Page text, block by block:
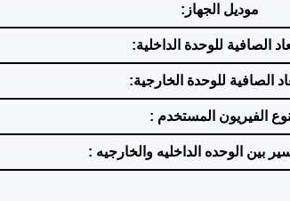
موديل الجهاز:
الصافية للوحدة الداخلية:
الصافية للوحدة الخارجية:
نوع الفيريون المستخدم :
بين الوحده الداخليه والخارجيه :